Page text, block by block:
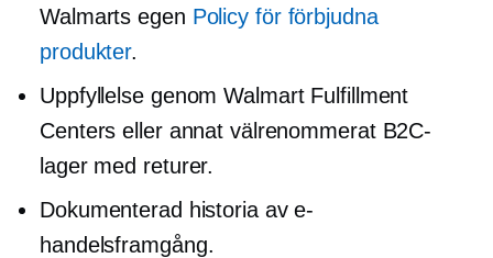
Walmarts egen Policy för förbjudna
produkter.
Uppfyllelse genom Walmart Fulfillment
Centers eller annat välrenommerat B2C-
lager med returer.
Dokumenterad historia av e-
handelsframgång.